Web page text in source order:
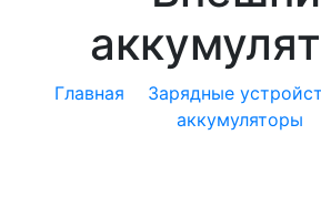
Главная Зарядные
аккумуляторы